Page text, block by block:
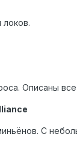
локов.
Описаны
С